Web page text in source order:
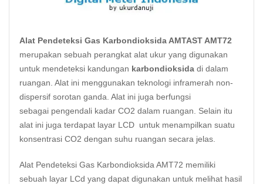
Alat Pendeteksi Gas Karbondioksida AMTAST AMT72
merupakan sebuah perangkat alat ukur yang digunakan
untuk mendeteksi kandungan karbondioksida di dalam
ruangan. Alat ini menggunakan teknologi inframerah non-
dispersif sorotan ganda. Alat ini juga berfungsi
sebagai pengendali kadar CO2 dalam ruangan. Selain itu
alat ini juga terdapat layar LCD untuk menampilkan suatu
konsentrasi CO2 dengan suhu ruangan secara jelas.
Alat Pendeteksi Gas Karbondioksida AMT72 memiliki
sebuah layar LCd yang dapat digunakan untuk melihat hasil